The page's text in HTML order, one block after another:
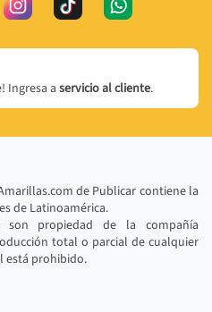
Ingresa a servicio al cliente.
de Publicar contiene la
de Latinoamérica.
son propiedad de la compañía
total o parcial de cualquier
está prohibido.